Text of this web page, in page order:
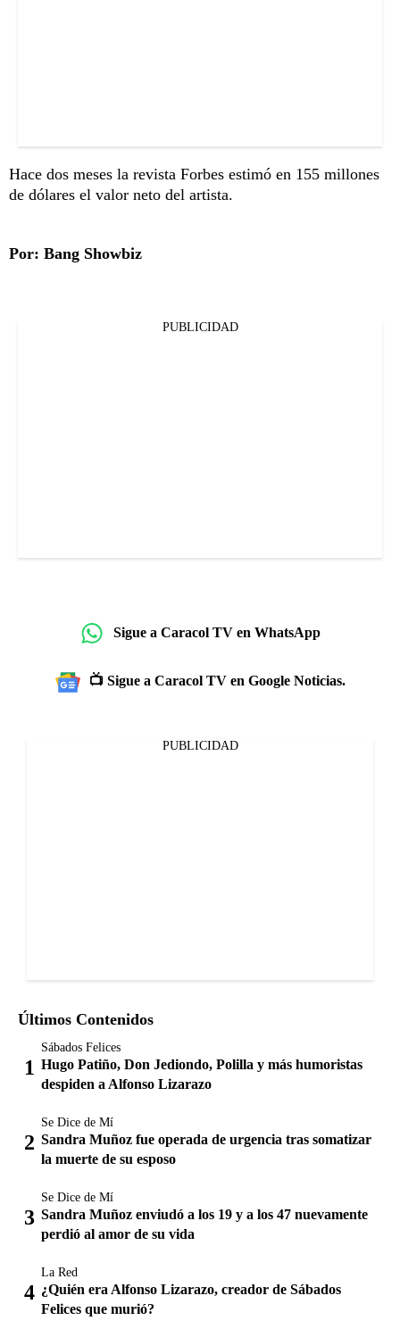
Hace dos meses la revista Forbes estimó en 155 millones
de dólares el valor neto del artista.
Por: Bang Showbiz
PUBLICIDAD
Sigue a Caracol TV en WhatsApp
📺 Sigue a Caracol TV en Google Noticias.
PUBLICIDAD
Últimos Contenidos
Sábados Felices
Hugo Patiño, Don Jediondo, Polilla y más humoristas
despiden a Alfonso Lizarazo
Se Dice de Mí
Sandra Muñoz fue operada de urgencia tras somatizar
la muerte de su esposo
Se Dice de Mí
Sandra Muñoz enviudó a los 19 y a los 47 nuevamente
perdió al amor de su vida
La Red
¿Quién era Alfonso Lizarazo, creador de Sábados
Felices que murió?